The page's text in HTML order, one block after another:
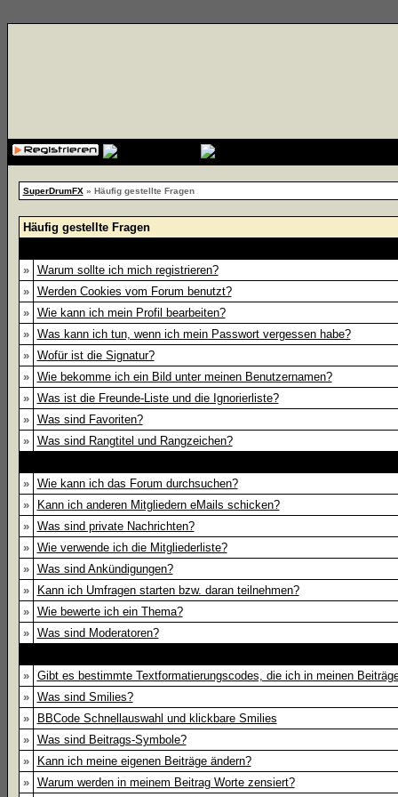
SuperDrumFX» Häufig gestellte Fragen
Häufig gestellte Fragen
»
Warum sollte ich mich registrieren?
»
Werden Cookies vom Forum benutzt?
»
Wie kann ich mein Profil bearbeiten?
»
Was kann ich tun, wenn ich mein Passwort vergessen habe?
»
Wofür ist die Signatur?
»
Wie bekomme ich ein Bild unter meinen Benutzernamen?
»
Was ist die Freunde-Liste und die Ignorierliste?
»
Was sind Favoriten?
»
Was sind Rangtitel und Rangzeichen?
»
Wie kann ich das Forum durchsuchen?
»
Kann ich anderen Mitgliedern eMails schicken?
»
Was sind private Nachrichten?
»
Wie verwende ich die Mitgliederliste?
»
Was sind Ankündigungen?
»
Kann ich Umfragen starten bzw. daran teilnehmen?
»
Wie bewerte ich ein Thema?
»
Was sind Moderatoren?
»
Gibt es bestimmte Textformatierungscodes, die ich in meinen
»
Was sind Smilies?
»
BBCode Schnellauswahl und klickbare Smilies
»
Was sind Beitrags-Symbole?
»
Kann ich meine eigenen Beiträge ändern?
»
Warum werden in meinem Beitrag Worte zensiert?